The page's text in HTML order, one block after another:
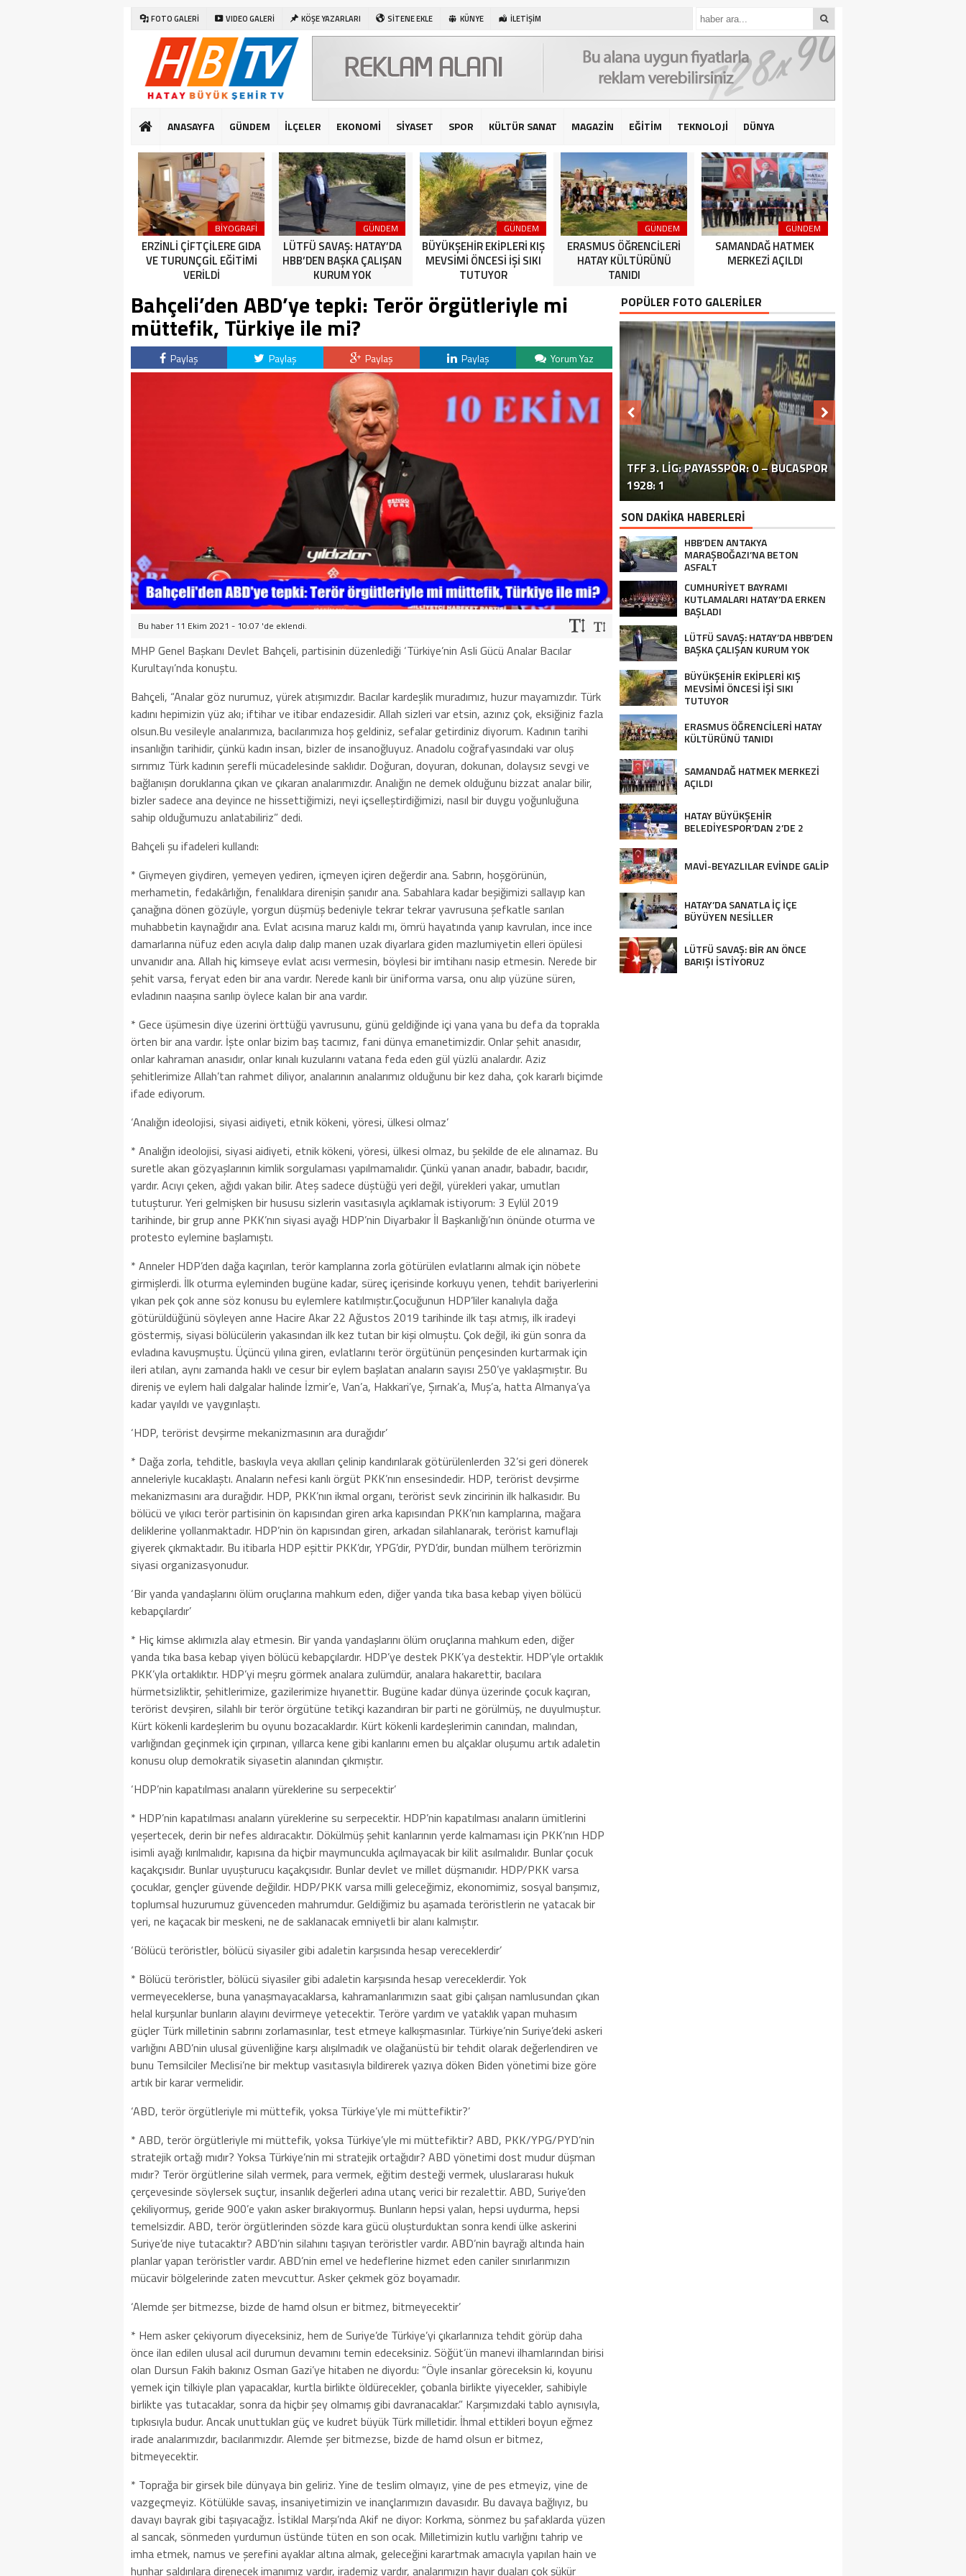
FOTO GALERİ VIDEO GALERİ KÖŞE YAZARLARI SİTENE EKLE KÜNYE İLETİŞİM
ANASAYFA GÜNDEM İLÇELER EKONOMİ SİYASET SPOR KÜLTÜR SANAT MAGAZİN EĞİTİM TEKNOLOJİ DÜNYA
SAĞLIK
BİYOGRAFİ
ERZİNLİ ÇİFTÇİLERE GIDA
VE TURUNÇGİL EĞİTİMİ
VERİLDİ
GÜNDEM
LÜTFÜ SAVAŞ: HATAY’DA
HBB’DEN BAŞKA ÇALIŞAN
KURUM YOK
GÜNDEM
BÜYÜKŞEHİR EKİPLERİ KIŞ
MEVSİMİ ÖNCESİ İŞİ SIKI
TUTUYOR
GÜNDEM
ERASMUS ÖĞRENCİLERİ
HATAY KÜLTÜRÜNÜ
TANIDI
GÜNDEM
SAMANDAĞ HATMEK
MERKEZİ AÇILDI
Bahçeli’den ABD’ye tepki: Terör örgütleriyle mi
müttefik, Türkiye ile mi?
Paylaş Paylaş Paylaş Paylaş Yorum Yaz
Bu haber 11 Ekim 2021 - 10:07 'de eklendi.
MHP Genel Başkanı Devlet Bahçeli, partisinin düzenlediği ‘Türkiye’nin Asli Gücü Analar Bacılar
Kurultayı’nda konuştu.
Bahçeli, “Analar göz nurumuz, yürek atışımızdır. Bacılar kardeşlik muradımız, huzur mayamızdır. Türk
kadını hepimizin yüz akı; iftihar ve itibar endazesidir. Allah sizleri var etsin, azınız çok, eksiğiniz fazla
olsun.Bu vesileyle analarımıza, bacılarımıza hoş geldiniz, sefalar getirdiniz diyorum. Kadının tarihi
insanlığın tarihidir, çünkü kadın insan, bizler de insanoğluyuz. Anadolu coğrafyasındaki var oluş
sırrımız Türk kadının şerefli mücadelesinde saklıdır. Doğuran, doyuran, dokunan, dolaysız sevgi ve
bağlanışın doruklarına çıkan ve çıkaran analarımızdır. Analığın ne demek olduğunu bizzat analar bilir,
bizler sadece ana deyince ne hissettiğimizi, neyi içselleştirdiğimizi, nasıl bir duygu yoğunluğuna
sahip olduğumuzu anlatabiliriz” dedi.
Bahçeli şu ifadeleri kullandı:
* Giymeyen giydiren, yemeyen yediren, içmeyen içiren değerdir ana. Sabrın, hoşgörünün,
merhametin, fedakârlığın, fenalıklara direnişin şanıdır ana. Sabahlara kadar beşiğimizi sallayıp kan
çanağına dönen gözüyle, yorgun düşmüş bedeniyle tekrar tekrar yavrusuna şefkatle sarılan
muhabbetin kaynağıdır ana. Evlat acısına maruz kaldı mı, ömrü hayatında yanıp kavrulan, ince ince
damarlarına nüfuz eden acıyla dalıp dalıp manen uzak diyarlara giden mazlumiyetin elleri öpülesi
unvanıdır ana. Allah hiç kimseye evlat acısı vermesin, böylesi bir imtihanı nasip etmesin. Nerede bir
şehit varsa, feryat eden bir ana vardır. Nerede kanlı bir üniforma varsa, onu alıp yüzüne süren,
evladının naaşına sarılıp öylece kalan bir ana vardır.
* Gece üşümesin diye üzerini örttüğü yavrusunu, günü geldiğinde içi yana yana bu defa da toprakla
örten bir ana vardır. İşte onlar bizim baş tacımız, fani dünya emanetimizdir. Onlar şehit anasıdır,
onlar kahraman anasıdır, onlar kınalı kuzularını vatana feda eden gül yüzlü analardır. Aziz
şehitlerimize Allah’tan rahmet diliyor, analarının analarımız olduğunu bir kez daha, çok kararlı biçimde
ifade ediyorum.
‘Analığın ideolojisi, siyasi aidiyeti, etnik kökeni, yöresi, ülkesi olmaz’
* Analığın ideolojisi, siyasi aidiyeti, etnik kökeni, yöresi, ülkesi olmaz, bu şekilde de ele alınamaz. Bu
suretle akan gözyaşlarının kimlik sorgulaması yapılmamalıdır. Çünkü yanan anadır, babadır, bacıdır,
yardır. Acıyı çeken, ağıdı yakan bilir. Ateş sadece düştüğü yeri değil, yürekleri yakar, umutları
tutuşturur. Yeri gelmişken bir hususu sizlerin vasıtasıyla açıklamak istiyorum: 3 Eylül 2019
tarihinde, bir grup anne PKK’nın siyasi ayağı HDP’nin Diyarbakır İl Başkanlığı’nın önünde oturma ve
protesto eylemine başlamıştı.
* Anneler HDP’den dağa kaçırılan, terör kamplarına zorla götürülen evlatlarını almak için nöbete
girmişlerdi. İlk oturma eyleminden bugüne kadar, süreç içerisinde korkuyu yenen, tehdit bariyerlerini
yıkan pek çok anne söz konusu bu eylemlere katılmıştır.Çocuğunun HDP’liler kanalıyla dağa
götürüldüğünü söyleyen anne Hacire Akar 22 Ağustos 2019 tarihinde ilk taşı atmış, ilk iradeyi
göstermiş, siyasi bölücülerin yakasından ilk kez tutan bir kişi olmuştu. Çok değil, iki gün sonra da
evladına kavuşmuştu. Üçüncü yılına giren, evlatlarını terör örgütünün pençesinden kurtarmak için
ileri atılan, aynı zamanda haklı ve cesur bir eylem başlatan anaların sayısı 250’ye yaklaşmıştır. Bu
direniş ve eylem hali dalgalar halinde İzmir’e, Van’a, Hakkari’ye, Şırnak’a, Muş’a, hatta Almanya’ya
kadar yayıldı ve yaygınlaştı.
‘HDP, terörist devşirme mekanizmasının ara durağıdır’
* Dağa zorla, tehditle, baskıyla veya akılları çelinip kandırılarak götürülenlerden 32’si geri dönerek
anneleriyle kucaklaştı. Anaların nefesi kanlı örgüt PKK’nın ensesindedir. HDP, terörist devşirme
mekanizmasını ara durağıdır. HDP, PKK’nın ikmal organı, terörist sevk zincirinin ilk halkasıdır. Bu
bölücü ve yıkıcı terör partisinin ön kapısından giren arka kapısından PKK’nın kamplarına, mağara
deliklerine yollanmaktadır. HDP’nin ön kapısından giren, arkadan silahlanarak, terörist kamuflajı
giyerek çıkmaktadır. Bu itibarla HDP eşittir PKK’dır, YPG’dir, PYD’dir, bundan mülhem terörizmin
siyasi organizasyonudur.
‘Bir yanda yandaşlarını ölüm oruçlarına mahkum eden, diğer yanda tıka basa kebap yiyen bölücü
kebapçılardır’
* Hiç kimse aklımızla alay etmesin. Bir yanda yandaşlarını ölüm oruçlarına mahkum eden, diğer
yanda tıka basa kebap yiyen bölücü kebapçılardır. HDP’ye destek PKK’ya destektir. HDP’yle ortaklık
PKK’yla ortaklıktır. HDP’yi meşru görmek analara zulümdür, analara hakarettir, bacılara
hürmetsizliktir, şehitlerimize, gazilerimize hıyanettir. Bugüne kadar dünya üzerinde çocuk kaçıran,
terörist devşiren, silahlı bir terör örgütüne tetikçi kazandıran bir parti ne görülmüş, ne duyulmuştur.
Kürt kökenli kardeşlerim bu oyunu bozacaklardır. Kürt kökenli kardeşlerimin canından, malından,
varlığından geçinmek için çırpınan, yıllarca kene gibi kanlarını emen bu alçaklar oluşumu artık adaletin
konusu olup demokratik siyasetin alanından çıkmıştır.
‘HDP’nin kapatılması anaların yüreklerine su serpecektir’
* HDP’nin kapatılması anaların yüreklerine su serpecektir. HDP’nin kapatılması anaların ümitlerini
yeşertecek, derin bir nefes aldıracaktır. Dökülmüş şehit kanlarının yerde kalmaması için PKK’nın HDP
isimli ayağı kırılmalıdır, kapısına da hiçbir maymuncukla açılmayacak bir kilit asılmalıdır. Bunlar çocuk
kaçakçısıdır. Bunlar uyuşturucu kaçakçısıdır. Bunlar devlet ve millet düşmanıdır. HDP/PKK varsa
çocuklar, gençler güvende değildir. HDP/PKK varsa milli geleceğimiz, ekonomimiz, sosyal barışımız,
toplumsal huzurumuz güvenceden mahrumdur. Geldiğimiz bu aşamada teröristlerin ne yatacak bir
yeri, ne kaçacak bir meskeni, ne de saklanacak emniyetli bir alanı kalmıştır.
‘Bölücü teröristler, bölücü siyasiler gibi adaletin karşısında hesap vereceklerdir’
* Bölücü teröristler, bölücü siyasiler gibi adaletin karşısında hesap vereceklerdir. Yok
vermeyeceklerse, buna yanaşmayacaklarsa, kahramanlarımızın saat gibi çalışan namlusundan çıkan
helal kurşunlar bunların alayını devirmeye yetecektir. Teröre yardım ve yataklık yapan muhasım
güçler Türk milletinin sabrını zorlamasınlar, test etmeye kalkışmasınlar. Türkiye’nin Suriye’deki askeri
varlığını ABD’nin ulusal güvenliğine karşı alışılmadık ve olağanüstü bir tehdit olarak değerlendiren ve
bunu Temsilciler Meclisi’ne bir mektup vasıtasıyla bildirerek yazıya döken Biden yönetimi bize göre
artık bir karar vermelidir.
‘ABD, terör örgütleriyle mi müttefik, yoksa Türkiye’yle mi müttefiktir?’
* ABD, terör örgütleriyle mi müttefik, yoksa Türkiye’yle mi müttefiktir? ABD, PKK/YPG/PYD’nin
stratejik ortağı mıdır? Yoksa Türkiye’nin mi stratejik ortağıdır? ABD yönetimi dost mudur düşman
mıdır? Terör örgütlerine silah vermek, para vermek, eğitim desteği vermek, uluslararası hukuk
çerçevesinde söylersek suçtur, insanlık değerleri adına utanç verici bir rezalettir. ABD, Suriye’den
çekiliyormuş, geride 900’e yakın asker bırakıyormuş. Bunların hepsi yalan, hepsi uydurma, hepsi
temelsizdir. ABD, terör örgütlerinden sözde kara gücü oluşturduktan sonra kendi ülke askerini
Suriye’de niye tutacaktır? ABD’nin silahını taşıyan teröristler vardır. ABD’nin bayrağı altında hain
planlar yapan teröristler vardır. ABD’nin emel ve hedeflerine hizmet eden caniler sınırlarımızın
mücavir bölgelerinde zaten mevcuttur. Asker çekmek göz boyamadır.
‘Alemde şer bitmezse, bizde de hamd olsun er bitmez, bitmeyecektir’
* Hem asker çekiyorum diyeceksiniz, hem de Suriye’de Türkiye’yi çıkarlarınıza tehdit görüp daha
önce ilan edilen ulusal acil durumun devamını temin edeceksiniz. Söğüt’ün manevi ilhamlarından birisi
olan Dursun Fakih bakınız Osman Gazi’ye hitaben ne diyordu: “Öyle insanlar göreceksin ki, koyunu
yemek için tilkiyle plan yapacaklar, kurtla birlikte öldürecekler, çobanla birlikte yiyecekler, sahibiyle
birlikte yas tutacaklar, sonra da hiçbir şey olmamış gibi davranacaklar.” Karşımızdaki tablo aynısıyla,
tıpkısıyla budur. Ancak unuttukları güç ve kudret büyük Türk milletidir. İhmal ettikleri boyun eğmez
irade analarımızdır, bacılarımızdır. Alemde şer bitmezse, bizde de hamd olsun er bitmez,
bitmeyecektir.
* Toprağa bir girsek bile dünyaya bin geliriz. Yine de teslim olmayız, yine de pes etmeyiz, yine de
vazgeçmeyiz. Kötülükle savaş, insaniyetimizin ve inançlarımızın davasıdır. Bu davaya bağlıyız, bu
davayı bayrak gibi taşıyacağız. İstiklal Marşı’nda Akif ne diyor: Korkma, sönmez bu şafaklarda yüzen
al sancak, sönmeden yurdumun üstünde tüten en son ocak. Milletimizin kutlu varlığını tahrip ve
imha etmek, namus ve şerefini ayaklar altına almak, geleceğini karartmak amacıyla yapılan hain ve
hunhar saldırılara direnecek imanımız vardır, irademiz vardır, analarımızın hayır duaları çok şükür
POPÜLER FOTO GALERİLER
ERZİNLİ ÇİFTÇİLERE GIDA VE
TURUNÇGİL EĞİTİMİ VERİLDİ
HATAY’DAKI ÇATIŞMA VE PATLAMA:
BÖLGEDE OPERASYON SÜRÜYOR
TFF 3. LIG: PAYASSPOR: 0 – BUCASPOR
1928: 1
SİVİL TOPLUM ÖRGÜTLERİ ORTAK
BASIN TOPLANTISI FOTOĞRAF
SON DAKİKA HABERLERİ
HBB’DEN ANTAKYA
MARAŞBOĞAZI’NA BETON
ASFALT
CUMHURİYET BAYRAMI
KUTLAMALARI HATAY’DA ERKEN
BAŞLADI
LÜTFÜ SAVAŞ: HATAY’DA HBB’DEN
BAŞKA ÇALIŞAN KURUM YOK
BÜYÜKŞEHİR EKİPLERİ KIŞ
MEVSİMİ ÖNCESİ İŞİ SIKI
TUTUYOR
ERASMUS ÖĞRENCİLERİ HATAY
KÜLTÜRÜNÜ TANIDI
SAMANDAĞ HATMEK MERKEZİ
AÇILDI
HATAY BÜYÜKŞEHİR
BELEDİYESPOR’DAN 2’DE 2
MAVİ-BEYAZLILAR EVİNDE GALİP
HATAY’DA SANATLA İÇ İÇE
BÜYÜYEN NESİLLER
LÜTFÜ SAVAŞ: BİR AN ÖNCE
BARIŞI İSTİYORUZ